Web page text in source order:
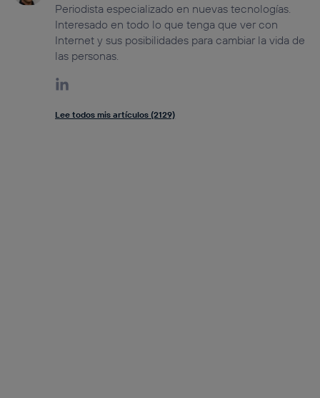
Periodista especializado en nuevas tecnologías.
Interesado en todo lo que tenga que ver con
Internet y sus posibilidades para cambiar la vida de
las personas.
Lee todos mis artículos (2129)